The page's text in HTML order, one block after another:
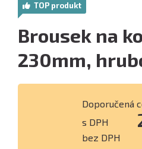
TOP produkt
Brousek na
230mm,
Doporučená
s DPH
bez DPH